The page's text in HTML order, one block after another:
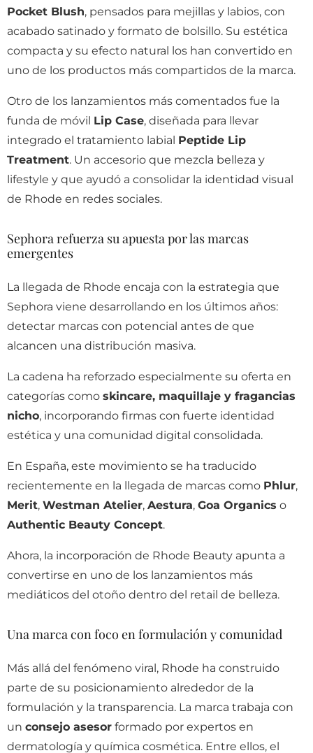
Pocket Blush, pensados para mejillas y labios, con
acabado satinado y formato de bolsillo. Su estética
compacta y su efecto natural los han convertido en
uno de los productos más compartidos de la marca.
Otro de los lanzamientos más comentados fue la
funda de móvil Lip Case, diseñada para llevar
integrado el tratamiento labial Peptide Lip
Treatment. Un accesorio que mezcla belleza y
lifestyle y que ayudó a consolidar la identidad visual
de Rhode en redes sociales.
Sephora refuerza su apuesta por las marcas
emergentes
La llegada de Rhode encaja con la estrategia que
Sephora viene desarrollando en los últimos años:
detectar marcas con potencial antes de que
alcancen una distribución masiva.
La cadena ha reforzado especialmente su oferta en
categorías como skincare, maquillaje y fragancias
nicho, incorporando firmas con fuerte identidad
estética y una comunidad digital consolidada.
En España, este movimiento se ha traducido
recientemente en la llegada de marcas como Phlur,
Merit, Westman Atelier, Aestura, Goa Organics o
Authentic Beauty Concept.
Ahora, la incorporación de Rhode Beauty apunta a
convertirse en uno de los lanzamientos más
mediáticos del otoño dentro del retail de belleza.
Una marca con foco en formulación y comunidad
Más allá del fenómeno viral, Rhode ha construido
parte de su posicionamiento alrededor de la
formulación y la transparencia. La marca trabaja con
un consejo asesor formado por expertos en
dermatología y química cosmética. Entre ellos, el